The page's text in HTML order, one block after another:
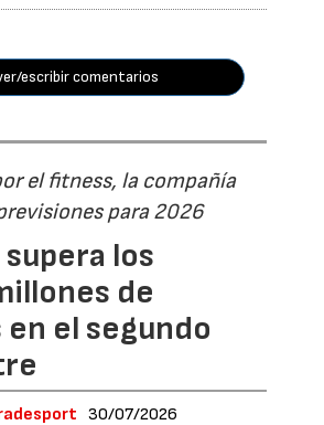
escribir comentarios
el fitness, la compañía
para 2026
los
de
el segundo
30/07/2026